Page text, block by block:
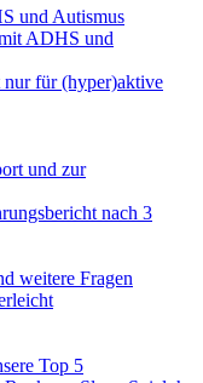
und Autismus
ADHS und
nur für (hyper)aktive
und zur
nach 3
weitere Fragen
Top 5